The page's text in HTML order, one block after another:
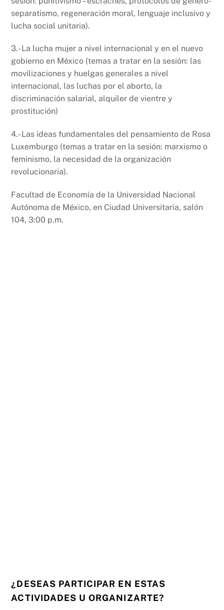
separatismo, regeneración moral, lenguaje inclusivo y
lucha social unitaria).
3.- La lucha mujer a nivel internacional y en el nuevo
gobierno en México (temas a tratar en la sesión: las
movilizaciones y huelgas generales a nivel
internacional, las luchas por el aborto, la
discriminación salarial, alquiler de vientre y
prostitución)
4.- Las ideas fundamentales del pensamiento de Rosa
Luxemburgo (temas a tratar en la sesión: marxismo o
feminismo, la necesidad de la organización
revolucionaria).
Facultad de Economía de la Universidad Nacional
Autónoma de México, en Ciudad Universitaria, salón
104, 3:00 p.m.
¿DESEAS PARTICIPAR EN ESTAS
ACTIVIDADES U ORGANIZARTE?